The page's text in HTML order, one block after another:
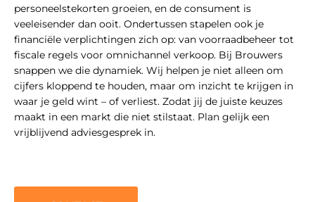
personeelstekorten groeien, en de consument is
veeleisender dan ooit. Ondertussen stapelen ook je
financiële verplichtingen zich op: van voorraadbeheer tot
fiscale regels voor omnichannel verkoop. Bij Brouwers
snappen we die dynamiek. Wij helpen je niet alleen om
cijfers kloppend te houden, maar om inzicht te krijgen in
waar je geld wint – of verliest. Zodat jij de juiste keuzes
maakt in een markt die niet stilstaat. Plan gelijk een
vrijblijvend adviesgesprek in.